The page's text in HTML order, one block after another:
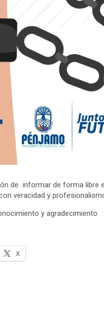
de informar de forma libre
veracidad y
y agradecimiento.
X